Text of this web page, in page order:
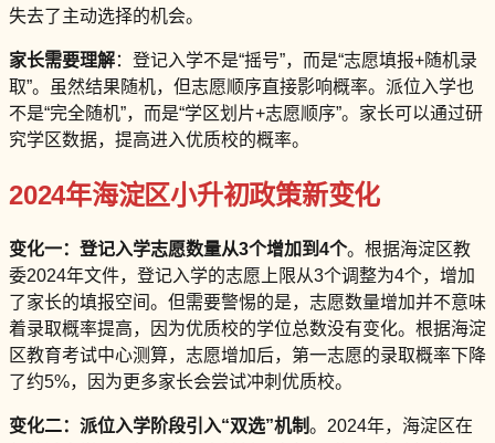
失去了主动选择的机会。
家长需要理解：登记入学不是“摇号”，而是“志愿填报+随机录
取”。虽然结果随机，但志愿顺序直接影响概率。派位入学也
不是“完全随机”，而是“学区划片+志愿顺序”。家长可以通过研
究学区数据，提高进入优质校的概率。
2024年海淀区小升初政策新变化
变化一：登记入学志愿数量从3个增加到4个。根据海淀区教
委2024年文件，登记入学的志愿上限从3个调整为4个，增加
了家长的填报空间。但需要警惕的是，志愿数量增加并不意味
着录取概率提高，因为优质校的学位总数没有变化。根据海淀
区教育考试中心测算，志愿增加后，第一志愿的录取概率下降
了约5%，因为更多家长会尝试冲刺优质校。
变化二：派位入学阶段引入“双选”机制。2024年，海淀区在